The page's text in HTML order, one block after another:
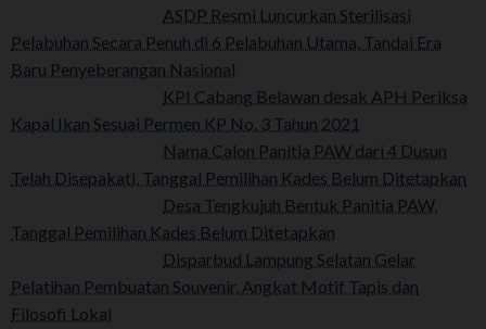
ASDP Resmi Luncurkan Sterilisasi
Pelabuhan Secara Penuh di 6 Pelabuhan Utama, Tandai Era
Baru Penyeberangan Nasional
KPI Cabang Belawan desak APH Periksa
Kapal Ikan Sesuai Permen KP No. 3 Tahun 2021
Nama Calon Panitia PAW dari 4 Dusun
Telah Disepakati, Tanggal Pemilihan Kades Belum Ditetapkan
Desa Tengkujuh Bentuk Panitia PAW,
Tanggal Pemilihan Kades Belum Ditetapkan
Disparbud Lampung Selatan Gelar
Pelatihan Pembuatan Souvenir, Angkat Motif Tapis dan
Filosofi Lokal